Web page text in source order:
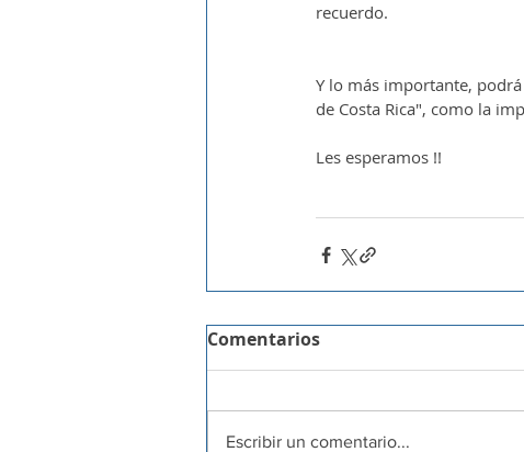
recuerdo.
Y lo más importante,
de Costa Rica", como la
Les esperamos !!
Comentarios
Escribir un comentario...